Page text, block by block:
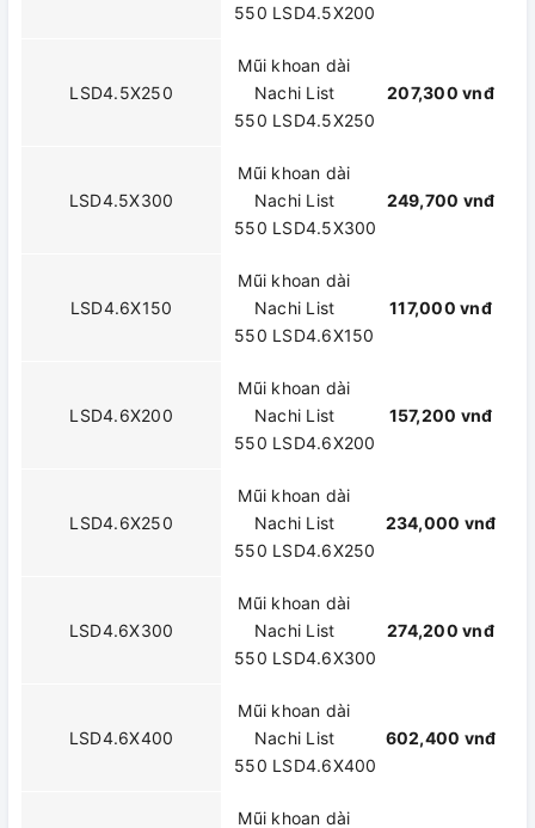
550 LSD4.5X200
LSD4.5X250
Mũi khoan dài
Nachi List
550 LSD4.5X250
207,300 vnđ
LSD4.5X300
Mũi khoan dài
Nachi List
550 LSD4.5X300
249,700 vnđ
LSD4.6X150
Mũi khoan dài
Nachi List
550 LSD4.6X150
117,000 vnđ
LSD4.6X200
Mũi khoan dài
Nachi List
550 LSD4.6X200
157,200 vnđ
LSD4.6X250
Mũi khoan dài
Nachi List
550 LSD4.6X250
234,000 vnđ
LSD4.6X300
Mũi khoan dài
Nachi List
550 LSD4.6X300
274,200 vnđ
LSD4.6X400
Mũi khoan dài
Nachi List
550 LSD4.6X400
602,400 vnđ
Mũi khoan dài